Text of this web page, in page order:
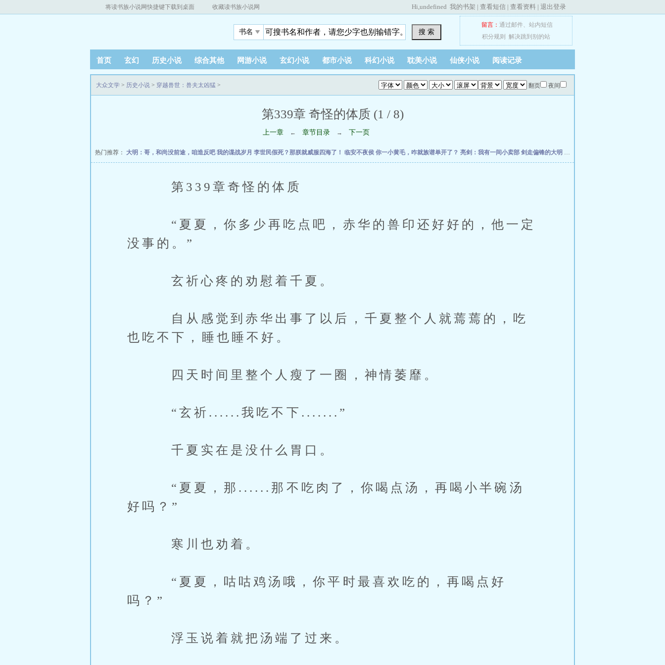
将读书族小说网快捷键下载到桌面 收藏读书族小说网 Hi,undefined 我的书架 | 查看短信 | 查看资料 | 退出登录
书名 搜 索
留言： 通过邮件、 站内短信
积分规则
解决跳到别的站
首页 玄幻 历史小说 综合其他 网游小说 玄幻小说 都市小说 科幻小说 耽美小说 仙侠小说 阅读记录
翻页 夜间
大众文学 > 历史小说 > 穿越兽世：兽夫太凶猛 >
第339章 奇怪的体质 (1 / 8)
上一章 ← 章节目录 → 下一页
热门推荐： 大明：哥，和尚没前途，咱造反吧我的谍战岁月 李世民假死？那朕就威服四海了！ 临安不夜侯 你一小黄毛，咋就族谱单开了？ 亮剑：我有一间小卖部 剑走偏锋的大明 挽明从萨尔浒开始
第339章奇怪的体质
“夏夏，你多少再吃点吧，赤华的兽印还好好的，他一定
没事的。”
玄祈心疼的劝慰着千夏。
自从感觉到赤华出事了以后，千夏整个人就蔫蔫的，吃
也吃不下，睡也睡不好。
四天时间里整个人瘦了一圈，神情萎靡。
“玄祈......我吃不下.......”
千夏实在是没什么胃口。
“夏夏，那......那不吃肉了，你喝点汤，再喝小半碗汤
好吗？”
寒川也劝着。
“夏夏，咕咕鸡汤哦，你平时最喜欢吃的，再喝点好
吗？”
浮玉说着就把汤端了过来。